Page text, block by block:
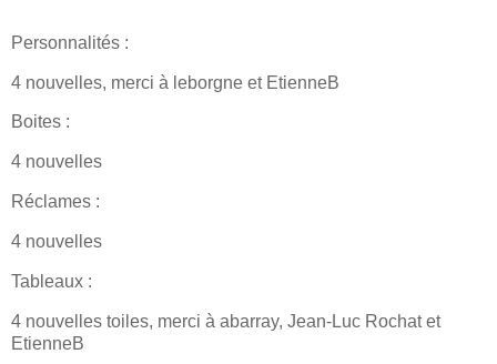
Personnalités :
4 nouvelles, merci à leborgne et EtienneB
Boites :
4 nouvelles
Réclames :
4 nouvelles
Tableaux :
4 nouvelles toiles, merci à abarray, Jean-Luc Rochat et
EtienneB